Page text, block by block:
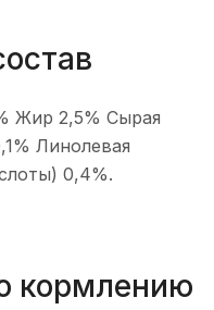
Жир 2,5% Сырая
Линолевая
0,4%.
кормлению